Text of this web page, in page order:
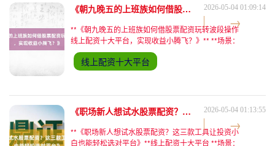
《朝九晚五的上班族如何借股票配资玩转波段操作，实现收益小腾飞？》 2026-05-04 01:09:14
**《朝九晚五的上班族如何借股票配资玩转波段操作
线上配资十大平台，实现收益小腾飞？》** **场景：
地铁里的“碎片时间”与财富觉醒** 清晨7:45，上海地
铁2号线车厢内，32岁的程序员李明单手抓着吊
线上配资十大平台
《职场新人想试水股票配资？这三款工具让投资小白也能轻松选对平台》 2026-05-04 01:13:55
**《职场新人想试水股票配资？这三款工具让投资小
白也能轻松选对平台》**线上配资十大平台 **场景：